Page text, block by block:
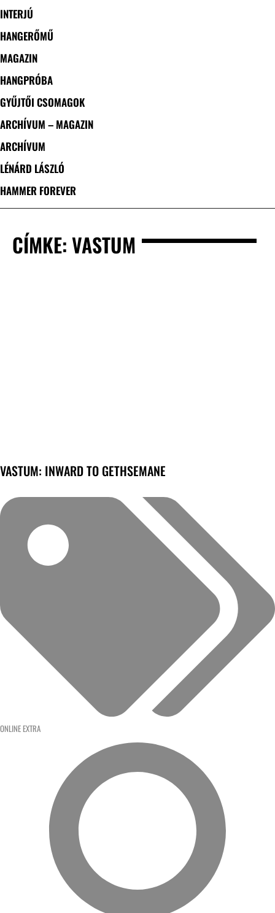
INTERJÚ
HANGERŐMŰ
MAGAZIN
HANGPRÓBA
GYŰJTŐI CSOMAGOK
ARCHÍVUM – MAGAZIN
ARCHÍVUM
LÉNÁRD LÁSZLÓ
HAMMER FOREVER
CÍMKE: VASTUM
VASTUM: INWARD TO GETHSEMANE
ONLINE EXTRA